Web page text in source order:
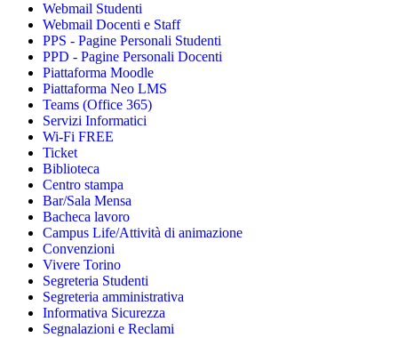
Webmail Studenti
Webmail Docenti e Staff
PPS - Pagine Personali Studenti
PPD - Pagine Personali Docenti
Piattaforma Moodle
Piattaforma Neo LMS
Teams (Office 365)
Servizi Informatici
Wi-Fi FREE
Ticket
Biblioteca
Centro stampa
Bar/Sala Mensa
Bacheca lavoro
Campus Life/Attività di animazione
Convenzioni
Vivere Torino
Segreteria Studenti
Segreteria amministrativa
Informativa Sicurezza
Segnalazioni e Reclami